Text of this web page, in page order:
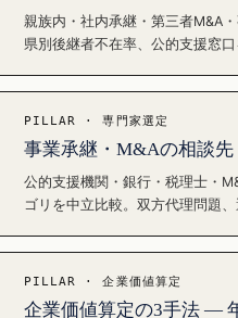
親族内・社内承継・第三者M&A
県別後継者不在率、公的支援窓
PILLAR · 専門家選定
事業承継・M&Aの相談先
公的支援機関・銀行・税理士・
ゴリを中立比較。双方代理問題
PILLAR · 企業価値算定
企業価値算定の3手法 —